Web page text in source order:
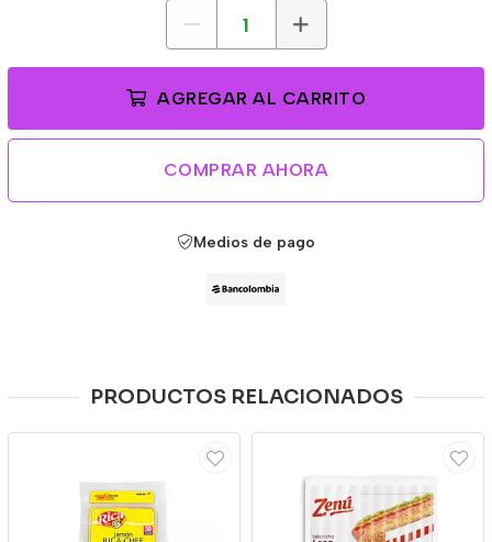
AGREGAR AL CARRITO
COMPRAR AHORA
Medios de pago
PRODUCTOS RELACIONADOS